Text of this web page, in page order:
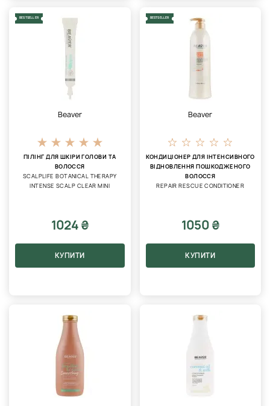
BESTSELLER
Beaver
ПІЛІНГ ДЛЯ ШКІРИ ГОЛОВИ ТА
ВОЛОССЯ
SCALPLIFE BOTANICAL THERAPY
INTENSE SCALP CLEAR MINI
1024 ₴
КУПИТИ
BESTSELLER
Beaver
КОНДИЦІОНЕР ДЛЯ ІНТЕНСИВНОГО
ВІДНОВЛЕННЯ ПОШКОДЖЕНОГО
ВОЛОССЯ
REPAIR RESCUE CONDITIONER
1050 ₴
КУПИТИ